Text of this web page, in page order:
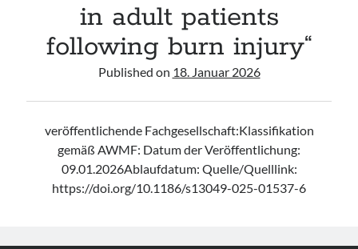
in adult patients
following burn injury“
Published on 18. Januar 2026
veröffentlichende Fachgesellschaft:Klassifikation
gemäß AWMF: Datum der Veröffentlichung:
09.01.2026Ablaufdatum: Quelle/Quelllink:
https://doi.org/10.1186/s13049-025-01537-6